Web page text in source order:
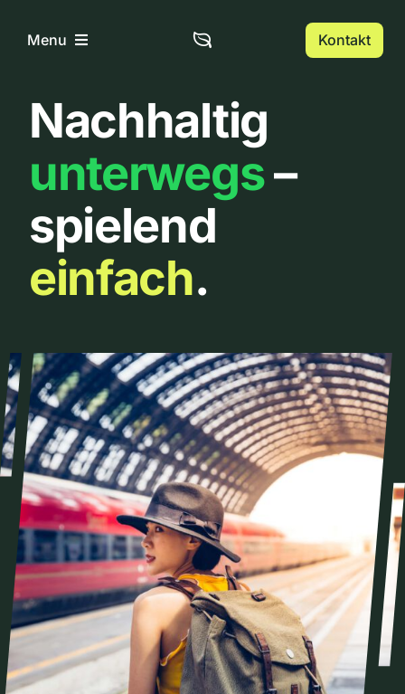
InhaltMenu
Home
Über uns
Urbanlist
Kontakt
Nachhaltig
unterwegs–
spielend
einfach.